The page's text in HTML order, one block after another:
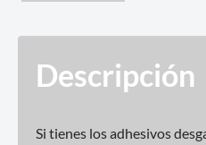
Descripción
Si tienes los adhesivos